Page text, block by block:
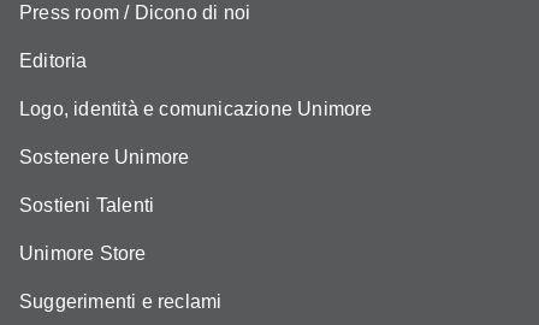
Press room / Dicono di noi
Editoria
Logo, identità e comunicazione Unimore
Sostenere Unimore
Sostieni Talenti
Unimore Store
Suggerimenti e reclami